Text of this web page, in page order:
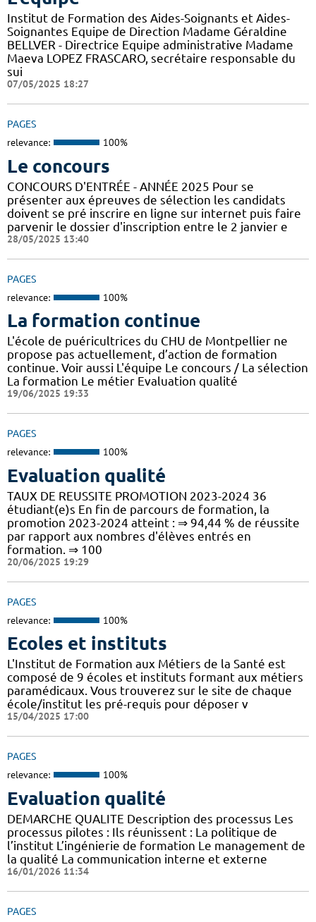
Institut de Formation des Aides-Soignants et Aides-
Soignantes Equipe de Direction Madame Géraldine
BELLVER - Directrice Equipe administrative Madame
Maeva LOPEZ FRASCARO, secrétaire responsable du
sui
07/05/2025 18:27
PAGES
relevance: 100%
Le concours
CONCOURS D'ENTRÉE - ANNÉE 2025 Pour se
présenter aux épreuves de sélection les candidats
doivent se pré inscrire en ligne sur internet puis faire
parvenir le dossier d'inscription entre le 2 janvier e
28/05/2025 13:40
PAGES
relevance: 100%
La formation continue
L'école de puéricultrices du CHU de Montpellier ne
propose pas actuellement, d’action de formation
continue. Voir aussi L'équipe Le concours / La sélection
La formation Le métier Evaluation qualité
19/06/2025 19:33
PAGES
relevance: 100%
Evaluation qualité
TAUX DE REUSSITE PROMOTION 2023-2024 36
étudiant(e)s En fin de parcours de formation, la
promotion 2023-2024 atteint : ⇒ 94,44 % de réussite
par rapport aux nombres d'élèves entrés en
formation. ⇒ 100
20/06/2025 19:29
PAGES
relevance: 100%
Ecoles et instituts
L'Institut de Formation aux Métiers de la Santé est
composé de 9 écoles et instituts formant aux métiers
paramédicaux. Vous trouverez sur le site de chaque
école/institut les pré-requis pour déposer v
15/04/2025 17:00
PAGES
relevance: 100%
Evaluation qualité
DEMARCHE QUALITE Description des processus Les
processus pilotes : Ils réunissent : La politique de
l’institut L’ingénierie de formation Le management de
la qualité La communication interne et externe
16/01/2026 11:34
PAGES